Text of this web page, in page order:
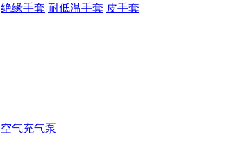
绝缘手套 耐低温手套 皮手套
空气充气泵